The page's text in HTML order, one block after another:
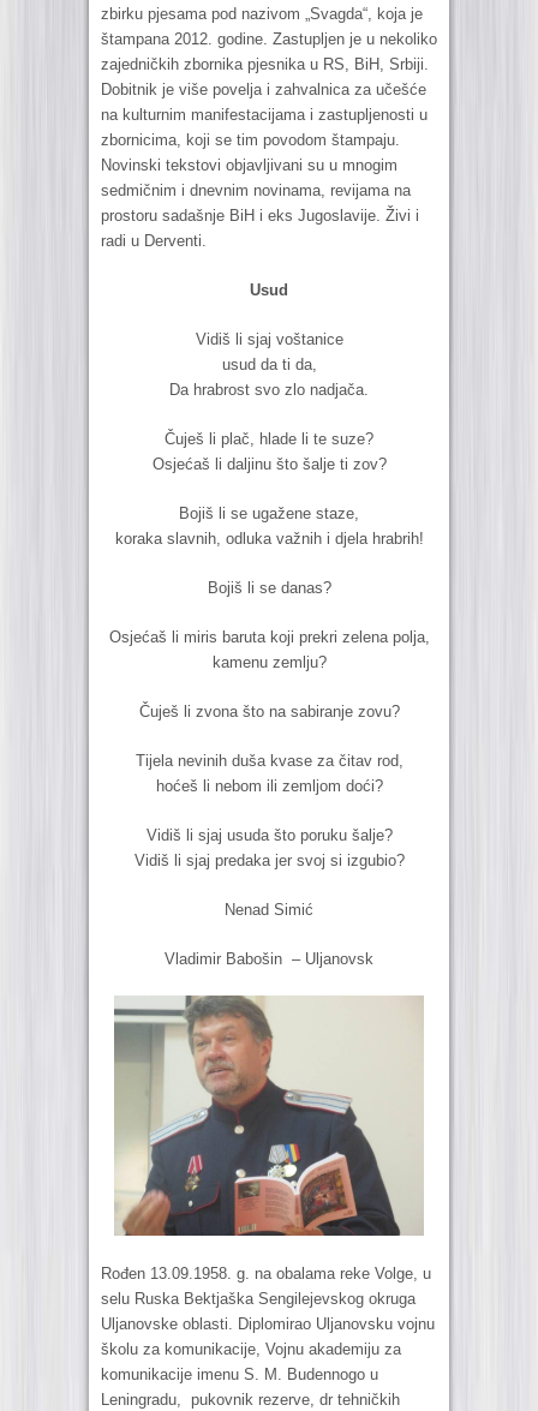
zbirku pjesama pod nazivom „Svagda“, koja je
štampana 2012. godine. Zastupljen je u nekoliko
zajedničkih zbornika pjesnika u RS, BiH, Srbiji.
Dobitnik je više povelja i zahvalnica za učešće
na kulturnim manifestacijama i zastupljenosti u
zbornicima, koji se tim povodom štampaju.
Novinski tekstovi objavljivani su u mnogim
sedmičnim i dnevnim novinama, revijama na
prostoru sadašnje BiH i eks Jugoslavije. Živi i
radi u Derventi.
Usud
Vidiš li sjaj voštanice
usud da ti da,
Da hrabrost svo zlo nadjača.
Čuješ li plač, hlade li te suze?
Osjećaš li daljinu što šalje ti zov?
Bojiš li se ugažene staze,
koraka slavnih, odluka važnih i djela hrabrih!
Bojiš li se danas?
Osjećaš li miris baruta koji prekri zelena polja,
kamenu zemlju?
Čuješ li zvona što na sabiranje zovu?
Tijela nevinih duša kvase za čitav rod,
hoćeš li nebom ili zemljom doći?
Vidiš li sjaj usuda što poruku šalje?
Vidiš li sjaj predaka jer svoj si izgubio?
Nenad Simić
Vladimir Babošin – Uljanovsk
Rođen 13.09.1958. g. na obalama reke Volge, u
selu Ruska Bektjaška Sengilejevskog okruga
Uljanovske oblasti. Diplomirao Uljanovsku vojnu
školu za komunikacije, Vojnu akademiju za
komunikacije imenu S. M. Budennogo u
Leningradu, pukovnik rezerve, dr tehničkih